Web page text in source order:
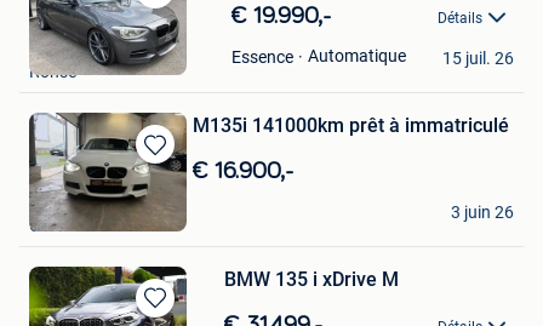
Sauvegarder
dans
Mes
Favoris
€ 19.990,- Détails
Essence Automatique
Jeans
Ronse
15 juil. 26
Sauvegarder
dans
Mes
Favoris
M135i 141000km prêt à immatriculé
€ 16.900,-
Lnd Concept
Charleroi
3 juin 26
Sauvegarder
BMW 135 i xDrive M